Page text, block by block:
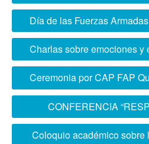
Día de las Fuerzas
Charlas sobre emociones y
Ceremonia por CAP FAP
CONFERENCIA
SOCIAL EN EL
Coloquio académico sobre